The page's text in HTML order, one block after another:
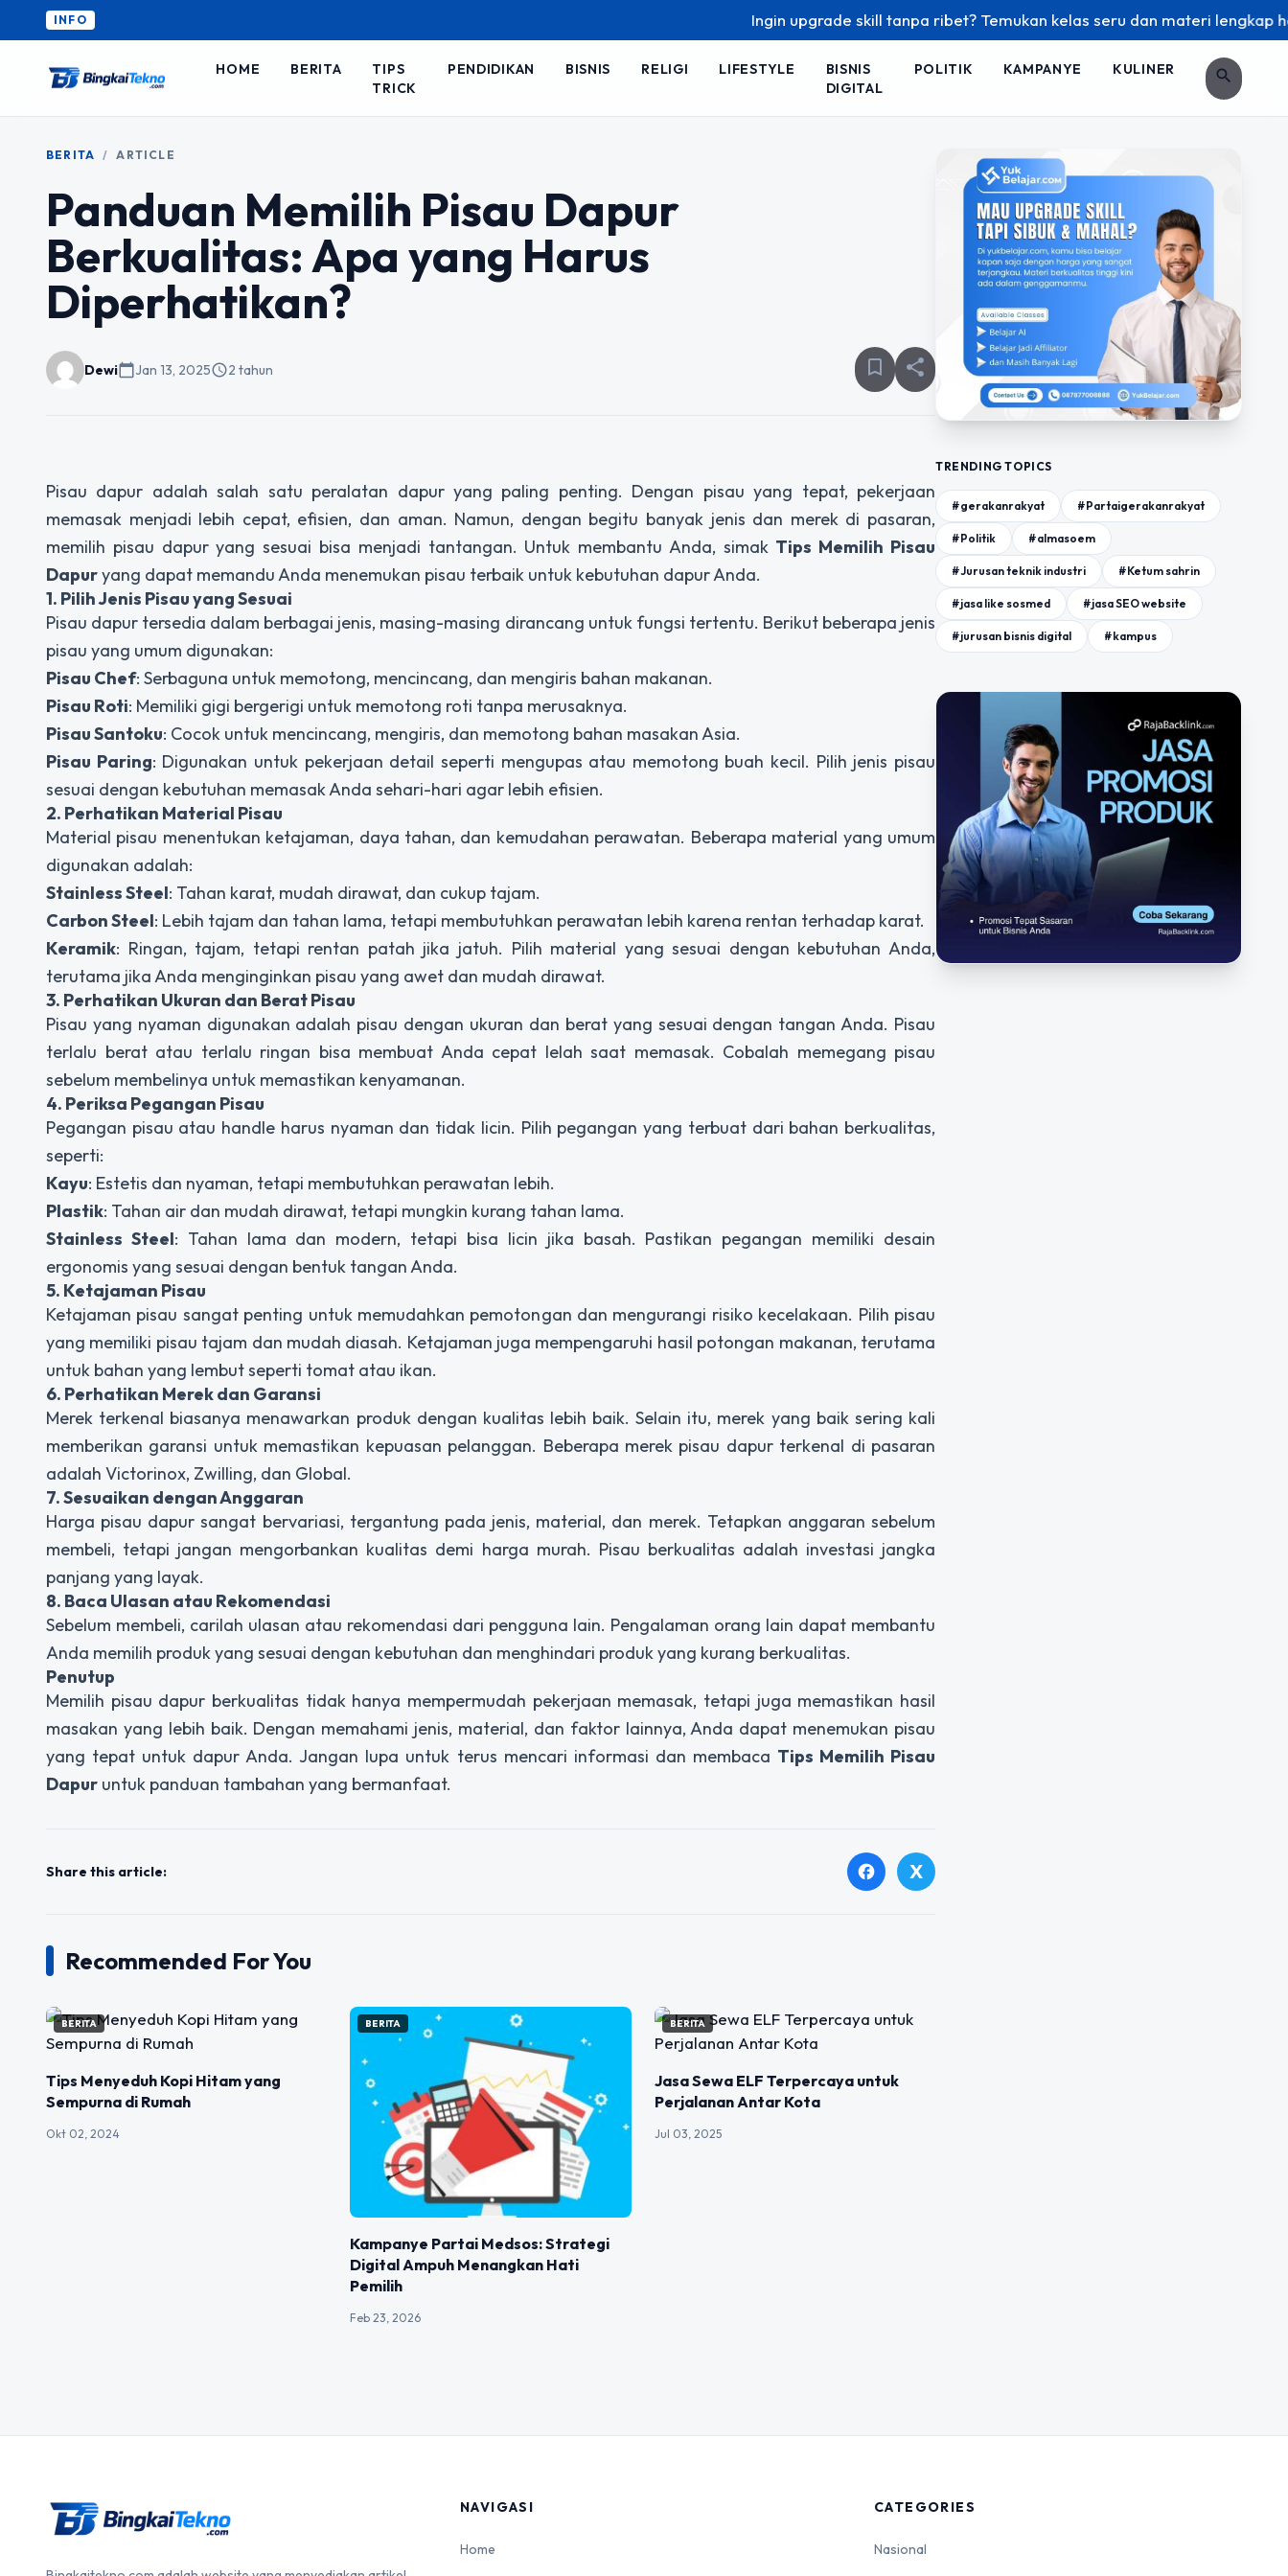
INFO Ingin upgrade skill tanpa ribet? Temukan kelas seru dan materi lengkap hanya
HOME BERITA
TIPS
TRICK
PENDIDIKAN BISNIS RELIGI LIFESTYLE
BISNIS
DIGITAL
POLITIK KAMPANYE KULINER search
BERITA / ARTICLE
Panduan Memilih Pisau Dapur
Berkualitas: Apa yang Harus
Diperhatikan?
Dewicalendar_todayJan 13, 2025schedule2 tahun bookmark_border share
Pisau dapur adalah salah satu peralatan dapur yang paling penting. Dengan pisau yang tepat, pekerjaan
memasak menjadi lebih cepat, efisien, dan aman. Namun, dengan begitu banyak jenis dan merek di pasaran,
memilih pisau dapur yang sesuai bisa menjadi tantangan. Untuk membantu Anda, simak Tips Memilih Pisau
Dapuryang dapat memandu Anda menemukan pisau terbaik untuk kebutuhan dapur Anda.
1. Pilih Jenis Pisau yang Sesuai
Pisau dapur tersedia dalam berbagai jenis, masing-masing dirancang untuk fungsi tertentu. Berikut beberapa jenis
pisau yang umum digunakan:
Pisau Chef: Serbaguna untuk memotong, mencincang, dan mengiris bahan makanan.
Pisau Roti: Memiliki gigi bergerigi untuk memotong roti tanpa merusaknya.
Pisau Santoku: Cocok untuk mencincang, mengiris, dan memotong bahan masakan Asia.
Pisau Paring: Digunakan untuk pekerjaan detail seperti mengupas atau memotong buah kecil. Pilih jenis pisau
sesuai dengan kebutuhan memasak Anda sehari-hari agar lebih efisien.
2. Perhatikan Material Pisau
Material pisau menentukan ketajaman, daya tahan, dan kemudahan perawatan. Beberapa material yang umum
digunakan adalah:
Stainless Steel: Tahan karat, mudah dirawat, dan cukup tajam.
Carbon Steel: Lebih tajam dan tahan lama, tetapi membutuhkan perawatan lebih karena rentan terhadap karat.
Keramik: Ringan, tajam, tetapi rentan patah jika jatuh. Pilih material yang sesuai dengan kebutuhan Anda,
terutama jika Anda menginginkan pisau yang awet dan mudah dirawat.
3. Perhatikan Ukuran dan Berat Pisau
Pisau yang nyaman digunakan adalah pisau dengan ukuran dan berat yang sesuai dengan tangan Anda. Pisau
terlalu berat atau terlalu ringan bisa membuat Anda cepat lelah saat memasak. Cobalah memegang pisau
sebelum membelinya untuk memastikan kenyamanan.
4. Periksa Pegangan Pisau
Pegangan pisau atau handle harus nyaman dan tidak licin. Pilih pegangan yang terbuat dari bahan berkualitas,
seperti:
Kayu: Estetis dan nyaman, tetapi membutuhkan perawatan lebih.
Plastik: Tahan air dan mudah dirawat, tetapi mungkin kurang tahan lama.
Stainless Steel: Tahan lama dan modern, tetapi bisa licin jika basah. Pastikan pegangan memiliki desain
ergonomis yang sesuai dengan bentuk tangan Anda.
5. Ketajaman Pisau
Ketajaman pisau sangat penting untuk memudahkan pemotongan dan mengurangi risiko kecelakaan. Pilih pisau
yang memiliki pisau tajam dan mudah diasah. Ketajaman juga mempengaruhi hasil potongan makanan, terutama
untuk bahan yang lembut seperti tomat atau ikan.
6. Perhatikan Merek dan Garansi
Merek terkenal biasanya menawarkan produk dengan kualitas lebih baik. Selain itu, merek yang baik sering kali
memberikan garansi untuk memastikan kepuasan pelanggan. Beberapa merek pisau dapur terkenal di pasaran
adalah Victorinox, Zwilling, dan Global.
7. Sesuaikan dengan Anggaran
Harga pisau dapur sangat bervariasi, tergantung pada jenis, material, dan merek. Tetapkan anggaran sebelum
membeli, tetapi jangan mengorbankan kualitas demi harga murah. Pisau berkualitas adalah investasi jangka
panjang yang layak.
8. Baca Ulasan atau Rekomendasi
Sebelum membeli, carilah ulasan atau rekomendasi dari pengguna lain. Pengalaman orang lain dapat membantu
Anda memilih produk yang sesuai dengan kebutuhan dan menghindari produk yang kurang berkualitas.
Penutup
Memilih pisau dapur berkualitas tidak hanya mempermudah pekerjaan memasak, tetapi juga memastikan hasil
masakan yang lebih baik. Dengan memahami jenis, material, dan faktor lainnya, Anda dapat menemukan pisau
yang tepat untuk dapur Anda. Jangan lupa untuk terus mencari informasi dan membaca Tips Memilih Pisau
Dapur untuk panduan tambahan yang bermanfaat.
Share this article: facebook X
Recommended For You
BERITA
Tips Menyeduh Kopi Hitam yang
Sempurna di Rumah
Okt 02, 2024
BERITA
Kampanye Partai Medsos: Strategi
Digital Ampuh Menangkan Hati
Pemilih
Feb 23, 2026
BERITA
Jasa Sewa ELF Terpercaya untuk
Perjalanan Antar Kota
Jul 03, 2025
TRENDING TOPICS
#gerakanrakyat #Partaigerakanrakyat
#Politik #almasoem
#Jurusan teknik industri #Ketum sahrin
#jasa like sosmed #jasa SEO website
#jurusan bisnis digital #kampus
NAVIGASI
Home
CATEGORIES
Nasional